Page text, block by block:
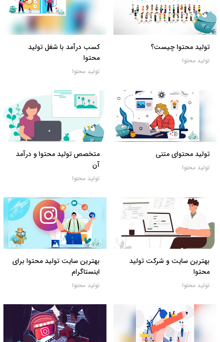
تولید محتوا چیست؟
تولید محتوا
کسب درآمد با شغل تولید
محتوا
تولید محتوا
تولید محتوای متنی
تولید محتوا
متخصص تولید محتوا و درآمد
آن
تولید محتوا
بهترین سایت و شرکت تولید
محتوا
تولید محتوا
بهترین سایت تولید محتوا برای
اینستاگرام
تولید محتوا